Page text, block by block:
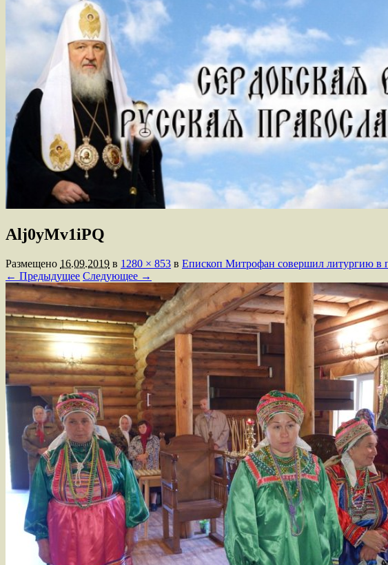
Alj0yMv1iPQ
Размещено 16.09.2019 в 1280 × 853 в Епископ Митрофан совершил литургию в
← Предыдущее Следующее →